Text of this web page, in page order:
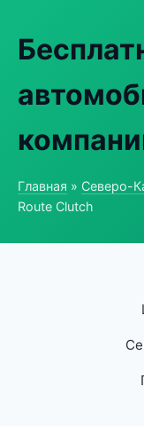
Главная » Северо-
Route Clutch